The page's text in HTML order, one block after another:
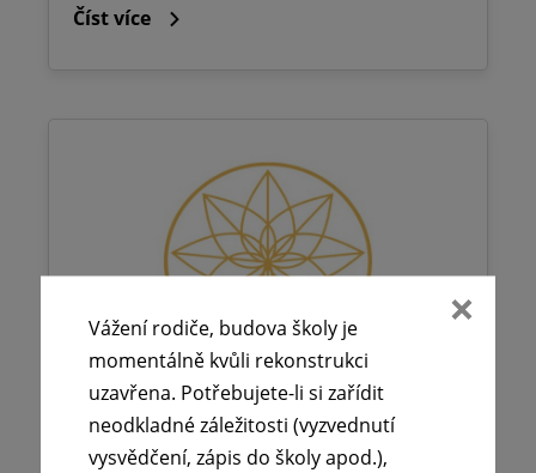
Číst více
Vážení rodiče, budova školy je
momentálně kvůli rekonstrukci
uzavřena. Potřebujete-li si zařídit
neodkladné záležitosti (vyzvednutí
vysvědčení, zápis do školy apod.),